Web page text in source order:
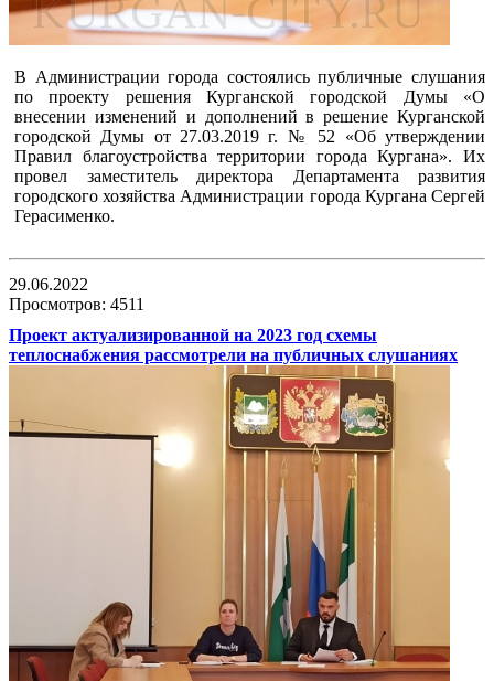
В Администрации города состоялись публичные слушания
по проекту решения Курганской городской Думы «О
внесении изменений и дополнений в решение Курганской
городской Думы от 27.03.2019 г. № 52 «Об утверждении
Правил благоустройства территории города Кургана». Их
провел заместитель директора Департамента развития
городского хозяйства Администрации города Кургана Сергей
Герасименко.
29.06.2022
Просмотров: 4511
Проект актуализированной на 2023 год схемы
теплоснабжения рассмотрели на публичных слушаниях